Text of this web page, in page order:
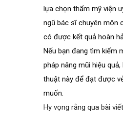
lựa chọn thẩm mỹ viện
ngũ bác sĩ chuyên môn
có được kết quả hoàn
Nếu bạn đang tìm kiếm
pháp nâng mũi hiệu
thuật này để đạt được
muốn.
Hy vọng rằng qua bài